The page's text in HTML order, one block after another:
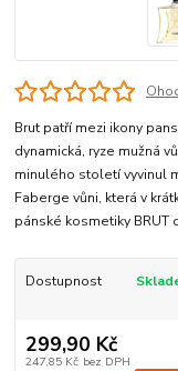
Brut patří mezi ikony
dynamická, ryze mužná
minulého století vyvinul
Faberge vůni, která v
pánské kosmetiky BRUT
Dostupnost
299,90 Kč
247,85 Kč bez DPH